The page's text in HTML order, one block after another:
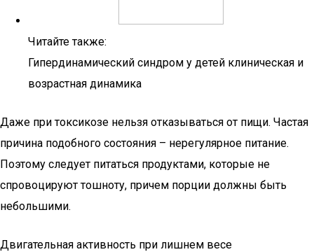
Читайте также:
Гипердинамический синдром у детей клиническая и
возрастная динамика
Даже при токсикозе нельзя отказываться от пищи. Частая
причина подобного состояния – нерегулярное питание.
Поэтому следует питаться продуктами, которые не
спровоцируют тошноту, причем порции должны быть
небольшими.
Двигательная активность при лишнем весе